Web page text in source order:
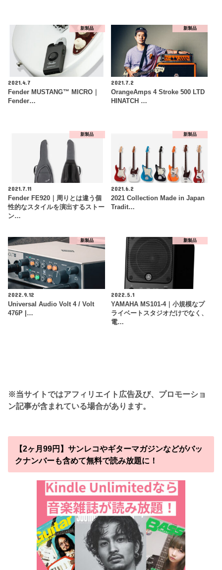
新製品
2021.4.7
Fender MUSTANG™ MICRO｜
Fender…
新製品
2021.7.2
OrangeAmps 4 Stroke 500 LTD
HINATCH …
新製品
2021.7.11
Fender FE920｜周りとは違う個
性的なスタイルを演出するストー
ン…
新製品
2021.6.2
2021 Collection Made in Japan
Tradit…
新製品
2022.9.12
Universal Audio Volt 4 / Volt
476P |…
新製品
2022.5.1
YAMAHA MS101-4｜小規模なプ
ライベートスタジオだけでなく、
電…
※当サイトではアフィリエイト広告及び、プロモーショ
ン記事が含まれている場合があります。
【2ヶ月99円】サンレコやギターマガジンなどがバッ
クナンバーも含めて無料で読み放題に！